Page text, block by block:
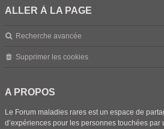
ALLER À LA PAGE
Recherche avancée
Supprimer les cookies
A PROPOS
Le Forum maladies rares est un espace de
d’expériences pour les personnes touchées par